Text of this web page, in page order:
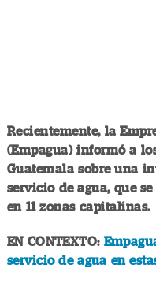
Recientemente, la
(Empagua) informó a
Guatemala sobre una
servicio de agua, que
en 11 zonas capitalinas.
EN CONTEXTO:
servicio de agua en